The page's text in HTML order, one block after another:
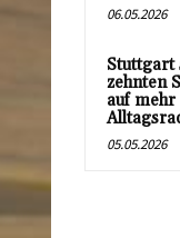
06.05.2026
Stuttgart
zehnten
auf mehr
05.05.2026